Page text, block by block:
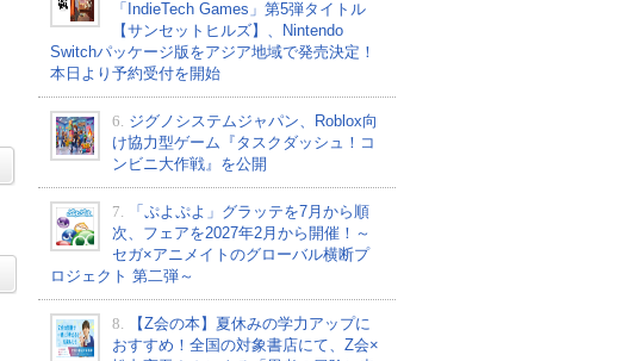
「IndieTech Games」第5弾タイトル
【サンセットヒルズ】、Nintendo
Switchパッケージ版をアジア地域で発売決定！
本日より予約受付を開始
6. ジグノシステムジャパン、Roblox向
け協力型ゲーム『タスクダッシュ！コ
ンビニ大作戦』を公開
7.
「ぷよぷよ」グラッテを7月から順
次、フェアを2027年2月から開催！～
セガ×アニメイトのグローバル横断プ
ロジェクト 第二弾～
8.
【Z会の本】夏休みの学力アップに
おすすめ！全国の対象書店にて、Z会×